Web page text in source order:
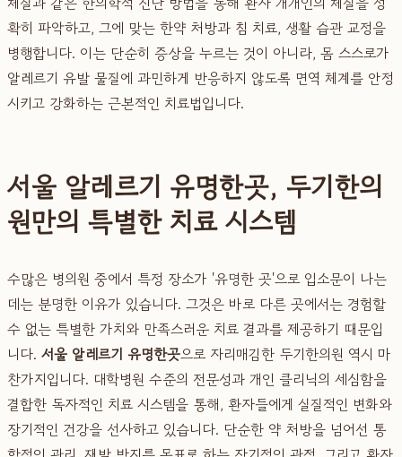
확히 파악하고, 그에 맞는 한약 처방과 침 치료, 생활 습관 교정을
병행합니다. 이는 단순히 증상을 누르는 것이 아니라, 몸 스스로가
알레르기 유발 물질에 과민하게 반응하지 않도록 면역 체계를 안정
시키고 강화하는 근본적인 치료법입니다.
서울 알레르기 유명한곳, 두기한의
원만의 특별한 치료 시스템
수많은 병의원 중에서 특정 장소가 '유명한 곳'으로 입소문이 나는
데는 분명한 이유가 있습니다. 그것은 바로 다른 곳에서는 경험할
수 없는 특별한 가치와 만족스러운 치료 결과를 제공하기 때문입
니다. 서울 알레르기 유명한곳으로 자리매김한 두기한의원 역시 마
찬가지입니다. 대학병원 수준의 전문성과 개인 클리닉의 세심함을
결합한 독자적인 치료 시스템을 통해, 환자들에게 실질적인 변화와
장기적인 건강을 선사하고 있습니다. 단순한 약 처방을 넘어선 통